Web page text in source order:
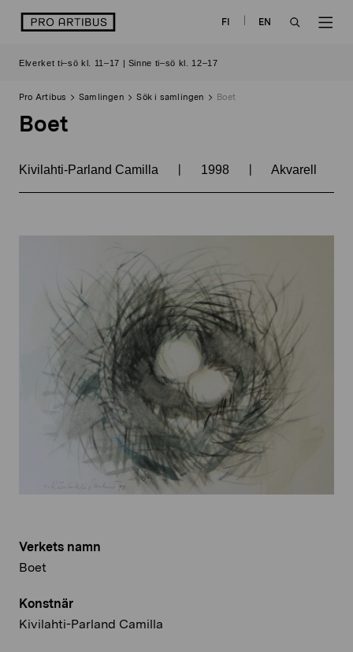
logo FI
EN
Elverket ti–sö kl. 11–17 | Sinne ti–sö kl. 12–17
Pro Artibus Samlingen Sök i samlingen Boet
Boet
Kivilahti-Parland Camilla | 1998 | Akvarell
Verkets namn
Boet
Konstnär
Kivilahti-Parland Camilla